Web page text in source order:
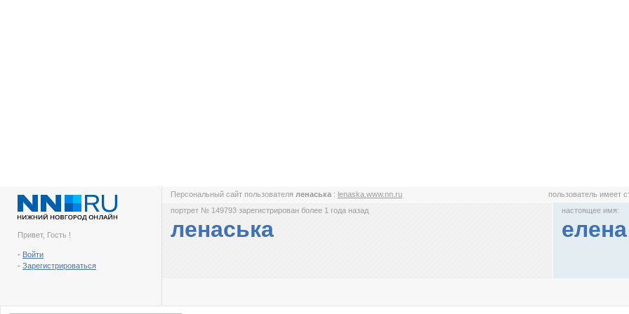
Привет, Гость !
- Войти
- Зарегистрироваться
Персональный сайт пользователя ленаська : lenaska.www.nn.ru пользователь имеет
портрет № 149793 зарегистрирован более 1 года назад
ленаська
настоящее имя:
елена